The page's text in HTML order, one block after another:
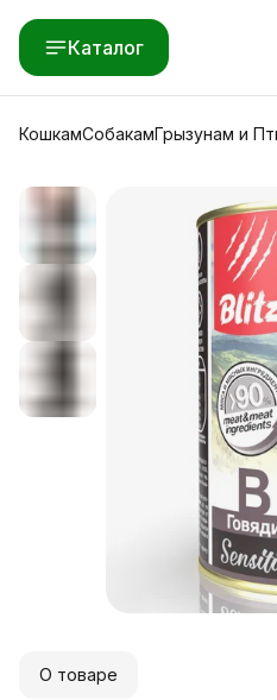
Каталог
КошкамСобакамГрызунам и
О товаре